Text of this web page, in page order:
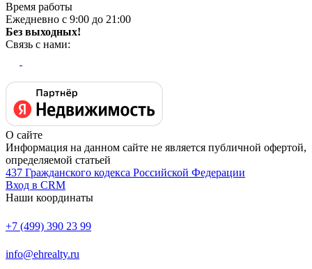
Время работы
Ежедневно с 9:00 до 21:00
Без выходных!
Связь с нами:
О сайте
Информация на данном сайте не является публичной офертой,
определяемой статьей
437 Гражданского кодекса Российской Федерации
Вход в CRM
Наши координаты
+7 (499) 390 23 99
info@ehrealty.ru